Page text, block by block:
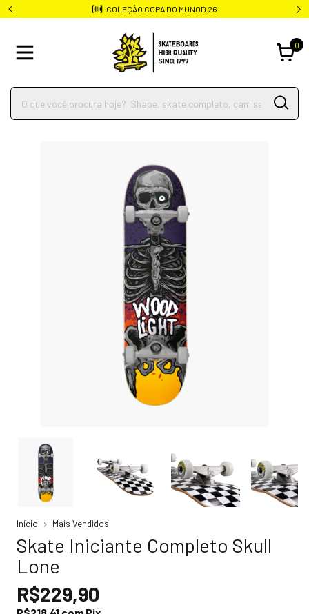
COLEÇÃO COPA DO MUNOD 26
0
Início Mais Vendidos
Skate Iniciante Completo Skull
Lone
R$229,90